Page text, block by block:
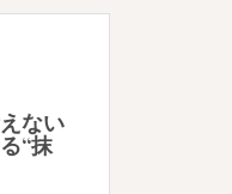
ない
“抹